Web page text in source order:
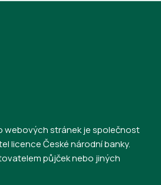
stránek je společnost
licence České národní banky.
půjček nebo jiných